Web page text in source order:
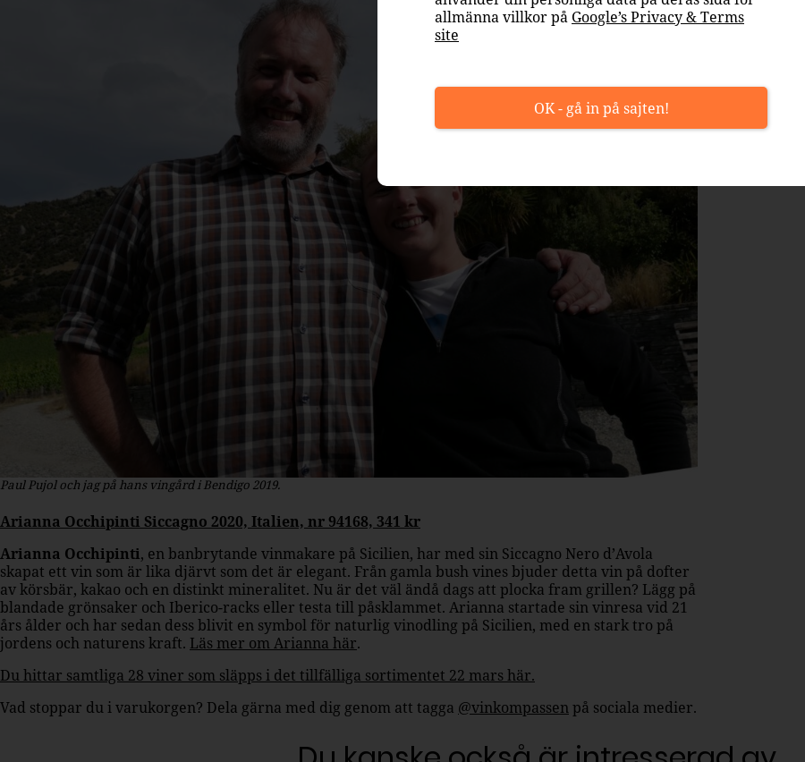
Paul Pujol och jag på hans vingård i Bendigo 2019.
Arianna Occhipinti Siccagno 2020, Italien, nr 94168, 341 kr
Arianna Occhipinti, en banbrytande vinmakare på Sicilien, har med sin Siccagno Nero d’Avola
skapat ett vin som är lika djärvt som det är elegant. Från gamla bush vines bjuder detta vin på dofter
av körsbär, kakao och en distinkt mineralitet. Nu är det väl ändå dags att plocka fram grillen? Lägg på
blandade grönsaker och Iberico-racks eller testa till påsklammet. Arianna startade sin vinresa vid 21
års ålder och har sedan dess blivit en symbol för naturlig vinodling på Sicilien, med en stark tro på
jordens och naturens kraft. Läs mer om Arianna här.
Du hittar samtliga 28 viner som släpps i det tillfälliga sortimentet 22 mars här.
Vad stoppar du i varukorgen? Dela gärna med dig genom att tagga @vinkompassenpå sociala medier.
allmänna villkor på Google’s Privacy & Terms
site
OK - gå in på sajten!